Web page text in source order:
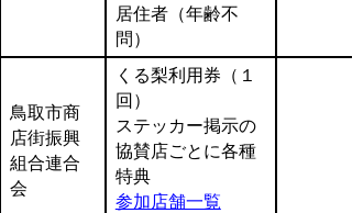
居住者（年齢不
問）
鳥取市商
店街振興
組合連合
会
くる梨利用券（１
回）
ステッカー掲示の
協賛店ごとに各種
特典
参加店舗一覧